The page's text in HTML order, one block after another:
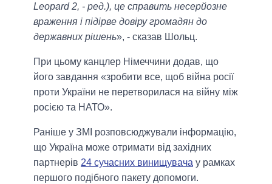
Leopard 2, - ред.), це справить несерйозне
враження і підірве довіру громадян до
державних рішень», - сказав Шольц.
При цьому канцлер Німеччини додав, що
його завдання «зробити все, щоб війна росії
проти України не перетворилася на війну між
росією та НАТО».
Раніше у ЗМІ розповсюджували інформацію,
що Україна може отримати від західних
партнерів 24 сучасних винищувача у рамках
першого подібного пакету допомоги.